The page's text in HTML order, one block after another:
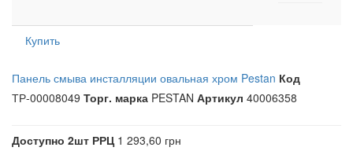
Купить
Панель смыва инсталляции овальная хром Pestan Код
ТР-00008049 Торг. марка PESTAN Артикул 40006358
Доступно 2шт РРЦ1 293,60 грн